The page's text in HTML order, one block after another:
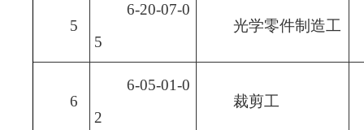
5
6-20-07-0
5
光学零件制造工
6
6-05-01-0
2
裁剪工